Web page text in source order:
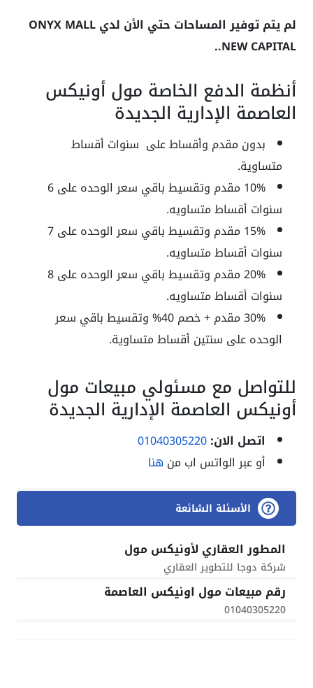
لم يتم توفير المساحات حتي الأن لدي ONYX MALL
NEW CAPITAL..
أنظمة الدفع الخاصة مول أونيكس
العاصمة الإدارية الجديدة
بدون مقدم وأقساط على سنوات أقساط
متساوية.
10% مقدم وتقسيط باقي سعر الوحده على 6
سنوات أقساط متساويه.
15% مقدم وتقسيط باقي سعر الوحده على 7
سنوات أقساط متساويه.
20% مقدم وتقسيط باقي سعر الوحده على 8
سنوات أقساط متساويه.
30% مقدم + خصم 40% وتقسيط باقي سعر
الوحده على سنتين أقساط متساوية.
للتواصل مع مسئولي مبيعات مول
أونيكس العاصمة الإدارية الجديدة
اتصل الان:01040305220
أو عبر الواتس اب من هنا
الأسئلة الشائعة
المطور العقاري لأونيكس مول
شركة دوجا للتطوير العقاري
رقم مبيعات مول اونيكس العاصمة
01040305220